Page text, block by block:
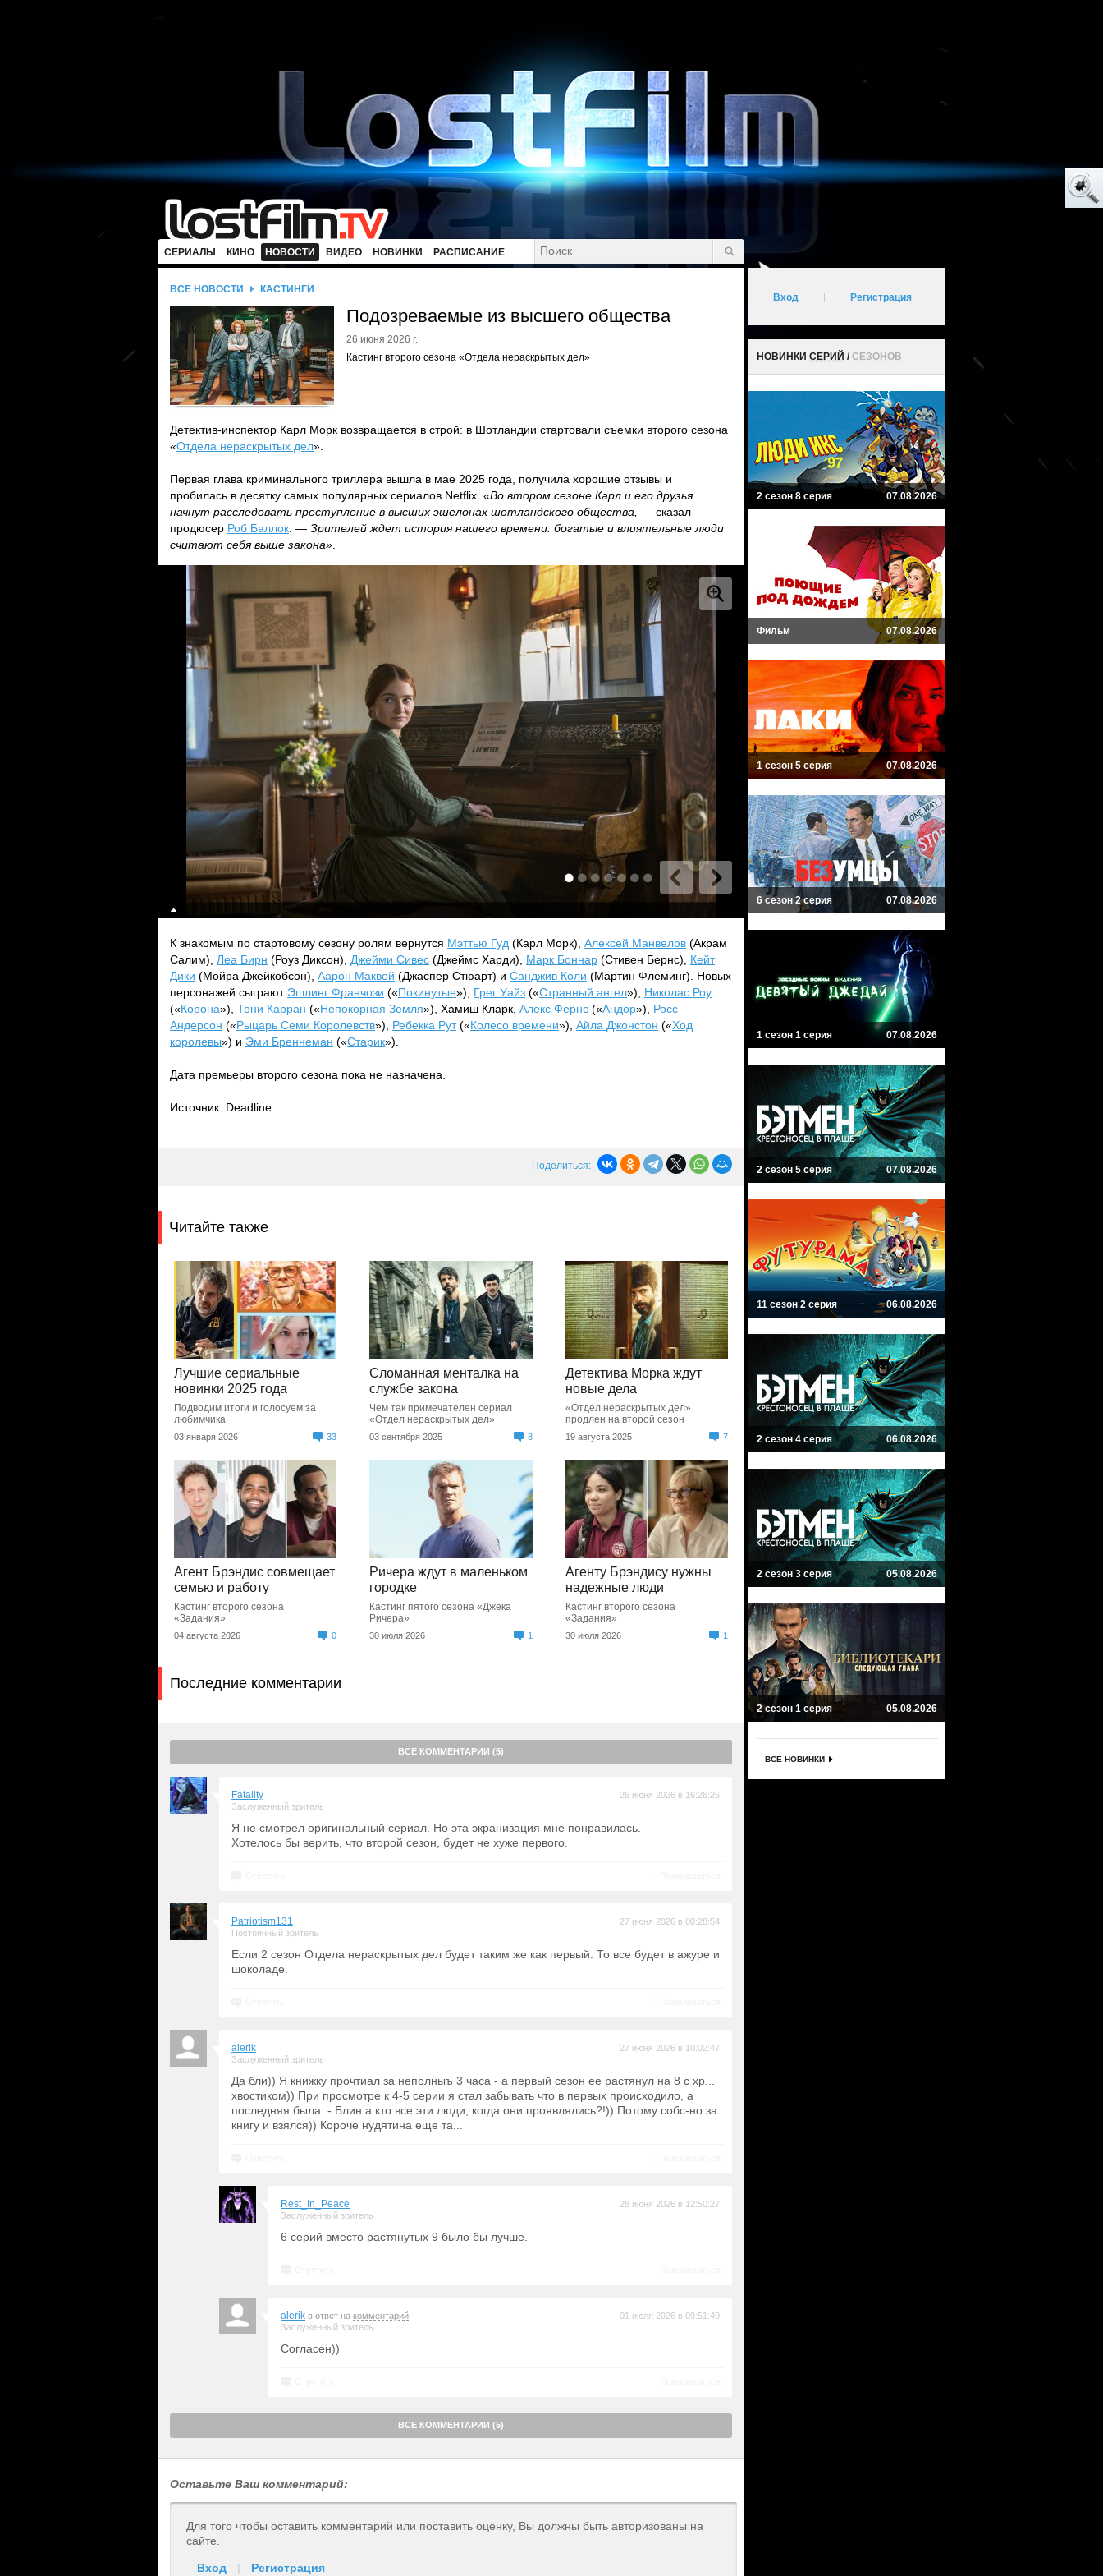
СЕРИАЛЫ КИНО НОВОСТИ ВИДЕО НОВИНКИ РАСПИСАНИЕ
ВСЕ НОВОСТИ КАСТИНГИ
Подозреваемые из высшего общества
26 июня 2026 г.
Кастинг второго сезона «Отдела нераскрытых дел»
Детектив-инспектор Карл Морк возвращается в строй: в Шотландии стартовали съемки второго сезона
«Отдела нераскрытых дел».
Первая глава криминального триллера вышла в мае 2025 года, получила хорошие отзывы и
пробилась в десятку самых популярных сериалов Netflix. «Во втором сезоне Карл и его друзья
начнут расследовать преступление в высших эшелонах шотландского общества, — сказал
продюсер Роб Баллок . — Зрителей ждет история нашего времени: богатые и влиятельные люди
считают себя выше закона»
К знакомым по стартовому сезону ролям вернутся Мэттью Гуд (Карл Морк), Алексей Манвелов (Акрам
Салим), Леа Бирн (Роуз Диксон), Джейми Сивес (Джеймс Харди), Марк Боннар (Стивен Бернс), Кейт
Дики (Мойра Джейкобсон), Аарон Маквей (Джаспер Стюарт) и Санджив Коли (Мартин Флеминг). Новых
персонажей сыграют Эшлинг Франчози («Покинутые»), Грег Уайз («Странный ангел»), Николас Роу
(«Корона»), Тони Карран («Непокорная Земля»), Хамиш Кларк, Алекс Фернс («Андор»), Росс
Андерсон («Рыцарь Семи Королевств»), Ребекка Рут(«Колесо времени»), Айла Джонстон («Ход
королевы») и Эми Бреннеман («Старик»).
Дата премьеры второго сезона пока не назначена.
Источник: Deadline
Поделиться:
Читайте также
Лучшие сериальные
новинки 2025 года
Подводим итоги и голосуем за
любимчика
03 января 2026 33
Сломанная менталка на
службе закона
Чем так примечателен сериал
«Отдел нераскрытых дел»
03 сентября 2025 8
Детектива Морка ждут
новые дела
«Отдел нераскрытых дел»
продлен на второй сезон
19 августа 2025 7
Агент Брэндис совмещает
семью и работу
Кастинг второго сезона
«Задания»
04 августа 2026 0
Ричера ждут в маленьком
городке
Кастинг пятого сезона «Джека
Ричера»
30 июля 2026 1
Агенту Брэндису нужны
надежные люди
Кастинг второго сезона
«Задания»
30 июля 2026 1
Последние комментарии
ВСЕ КОММЕНТАРИИ (5)
Fatality
Заслуженный зритель
26 июня 2026 в 16:26:26
Я не смотрел оригинальный сериал. Но эта экранизация мне понравилась.
Хотелось бы верить, что второй сезон, будет не хуже первого.
|
Patriotism131
Постоянный зритель
27 июня 2026 в 00:28:54
Если 2 сезон Отдела нераскрытых дел будет таким же как первый. То все будет в ажуре и
шоколаде.
|
alerik
Заслуженный зритель
27 июня 2026 в 10:02:47
Да бли)) Я книжку прочтиал за неполныъ 3 часа - а первый сезон ее растянул на 8 с хр...
хвостиком)) При просмотре к 4-5 серии я стал забывать что в первых происходило, а
последняя была: - Блин а кто все эти люди, когда они проявлялись?!)) Потому собс-но за
книгу и взялся)) Короче нудятина еще та...
|
Rest_In_Peace
Заслуженный зритель
28 июня 2026 в 12:50:27
6 серий вместо растянутых 9 было бы лучше.
alerik в ответ на комментарий
Заслуженный зритель
01 июля 2026 в 09:51:49
Согласен))
ВСЕ КОММЕНТАРИИ (5)
Оставьте Ваш комментарий:
Для того чтобы оставить комментарий или поставить оценку, Вы должны быть авторизованы на
сайте.
Вход | Регистрация
Вход Регистрация
НОВИНКИ СЕРИЙ /СЕЗОНОВ
2 сезон 8 серия 07.08.2026
Фильм 07.08.2026
1 сезон 5 серия 07.08.2026
6 сезон 2 серия 07.08.2026
1 сезон 1 серия 07.08.2026
2 сезон 5 серия 07.08.2026
11 сезон 2 серия 06.08.2026
2 сезон 4 серия 06.08.2026
2 сезон 3 серия 05.08.2026
2 сезон 1 серия 05.08.2026
ВСЕ НОВИНКИ